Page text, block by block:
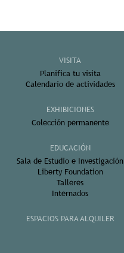
VISITA
Planifica tu visita
Calendario de actividades
EXHIBICIONES
Colección permanente
EDUCACIÓN
Sala de Estudio e Investigación
Liberty Foundation
Talleres
Internados
ESPACIOS PARA ALQUILER